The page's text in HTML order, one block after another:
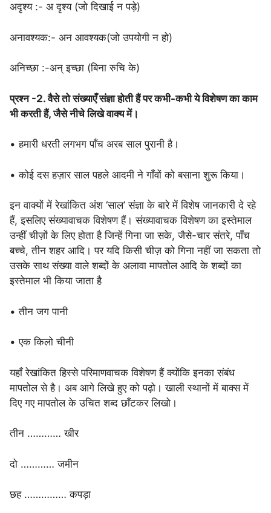
अदृश्य :- अ दृश्य (जो दिखाई न पड़े)
अनावश्यक:- अन आवश्यक(जो उपयोगी न हो)
अनिच्छा :-अन् इच्छा (बिना रुचि के)
प्रश्न -2. वैसे तो संख्याएँ संज्ञा होती हैं पर कभी-कभी ये विशेषण का काम
भी करती हैं, जैसे नीचे लिखे वाक्य में।
• हमारी धरती लगभग पाँच अरब साल पुरानी है।
• कोई दस हज़ार साल पहले आदमी ने गाँवों को बसाना शुरू किया।
इन वाक्यों में रेखांकित अंश ‘साल’ संज्ञा के बारे में विशेष जानकारी दे रहे
हैं, इसलिए संख्यावाचक विशेषण हैं। संख्यावाचक विशेषण का इस्तेमाल
उन्हीं चीज़ों के लिए होता है जिन्हें गिना जा सके, जैसे-चार संतरे, पाँच
बच्चे, तीन शहर आदि। पर यदि किसी चीज़ को गिना नहीं जा सकता तो
उसके साथ संख्या वाले शब्दों के अलावा मापतोल आदि के शब्दों का
इस्तेमाल भी किया जाता है
• तीन जग पानी
• एक किलो चीनी
यहाँ रेखांकित हिस्से परिमाणवाचक विशेषण हैं क्योंकि इनका संबंध
मापतोल से है। अब आगे लिखे हुए को पढ़ो। खाली स्थानों में बाक्स में
दिए गए मापतोल के उचित शब्द छाँटकर लिखो।
तीन ………… खीर
दो ………… जमीन
छह …………… कपड़ा